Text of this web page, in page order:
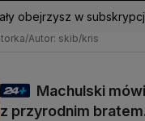
obejrzysz w
Autor: skib/kris
Machulski
z przyrodnim